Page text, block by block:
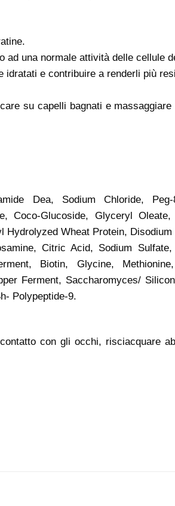
una normale attività delle cellule
idratati e contribuire a renderli più
su capelli bagnati e
Dea, Sodium Chloride,
Coco-Glucoside, Glyceryl
Wheat Protein,
Citric Acid, Sodium
Biotin, Glycine,
Ferment, Saccharomyces/
Polypeptide-9.
con gli occhi, risciacquare